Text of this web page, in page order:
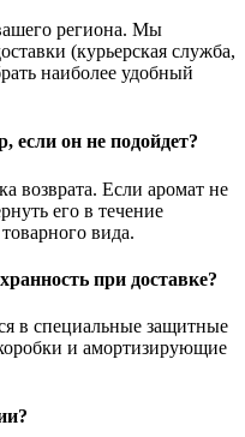
региона. Мы
(курьерская служба,
наиболее удобный
если он не подойдет?
возврата. Если аромат не
его в течение
вида.
при доставке?
в специальные защитные
и амортизирующие